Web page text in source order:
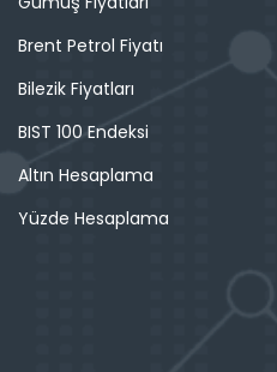
Brent Petrol Fiyatı
Bilezik Fiyatları
BIST 100 Endeksi
Altın Hesaplama
Yüzde Hesaplama